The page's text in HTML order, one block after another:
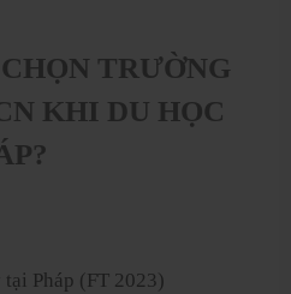
TRƯỜNG
KHI DU HỌC
Pháp (FT 2023)